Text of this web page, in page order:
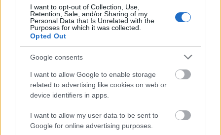
I want to opt-out of Collection, Use,
Retention, Sale, and/or Sharing of my
Personal Data that Is Unrelated with the
Purposes for which it was collected.
Opted Out
Google consents
I want to allow Google to enable storage
related to advertising like cookies on web or
device identifiers in apps.
I want to allow my user data to be sent to
Google for online advertising purposes.